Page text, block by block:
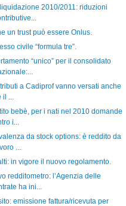
2010/2011: riduzioni
un trust può essere Onlus.
civile “formula tre”.
“unico” per il consolidato
a Cadiprof vanno versati anche
il ...
bebè, per i nati nel 2010 domande
i...
da stock options: è reddito da
...
in vigore il nuovo regolamento.
redditometro: l’Agenzia delle
ha ini...
emissione fattura/ricevuta per